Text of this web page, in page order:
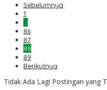
Sebelumnya
1
…
86
87
88
89
Berikutnya
Tidak Ada Lagi Postingan yang